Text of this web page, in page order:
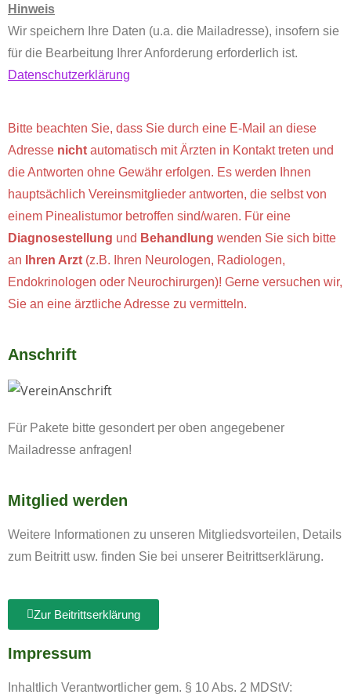
Hinweis
Wir speichern Ihre Daten (u.a. die Mailadresse), insofern sie
für die Bearbeitung Ihrer Anforderung erforderlich ist.
Datenschutzerklärung
Bitte beachten Sie, dass Sie durch eine E-Mail an diese
Adresse nicht automatisch mit Ärzten in Kontakt treten und
die Antworten ohne Gewähr erfolgen. Es werden Ihnen
hauptsächlich Vereinsmitglieder antworten, die selbst von
einem Pinealistumor betroffen sind/waren. Für eine
Diagnosestellung und Behandlung wenden Sie sich bitte
an
Ihren Arzt (z.B. Ihren Neurologen, Radiologen,
Endokrinologen oder Neurochirurgen)! Gerne versuchen wir,
Sie an eine ärztliche Adresse zu vermitteln.
Anschrift
Für Pakete bitte gesondert per oben angegebener
Mailadresse anfragen!
Mitglied werden
Weitere Informationen zu unseren Mitgliedsvorteilen, Details
zum Beitritt usw. finden Sie bei unserer Beitrittserklärung.
Zur Beitrittserklärung
Impressum
Inhaltlich Verantwortlicher gem. § 10 Abs. 2 MDStV: